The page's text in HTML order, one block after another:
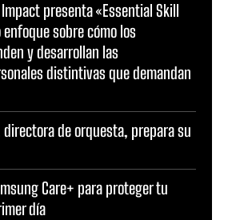
presenta «Essential Skill
sobre cómo los
y desarrollan las
distintivas que demandan
de orquesta, prepara su
Care+ para proteger tu
día